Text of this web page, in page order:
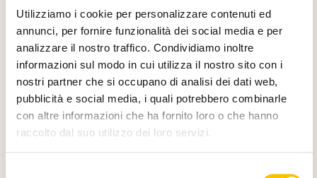
Utilizziamo i cookie per personalizzare contenuti ed
annunci, per fornire funzionalità dei social media e per
analizzare il nostro traffico. Condividiamo inoltre
informazioni sul modo in cui utilizza il nostro sito con i
nostri partner che si occupano di analisi dei dati web,
pubblicità e social media, i quali potrebbero combinarle
con altre informazioni che ha fornito loro o che hanno
raccolto dal suo utilizzo dei loro servizi.
Charity partner
Paese ospite d'onore